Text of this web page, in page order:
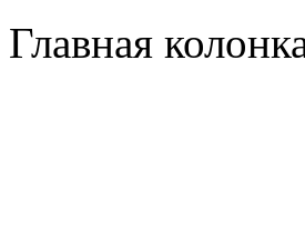
Главная